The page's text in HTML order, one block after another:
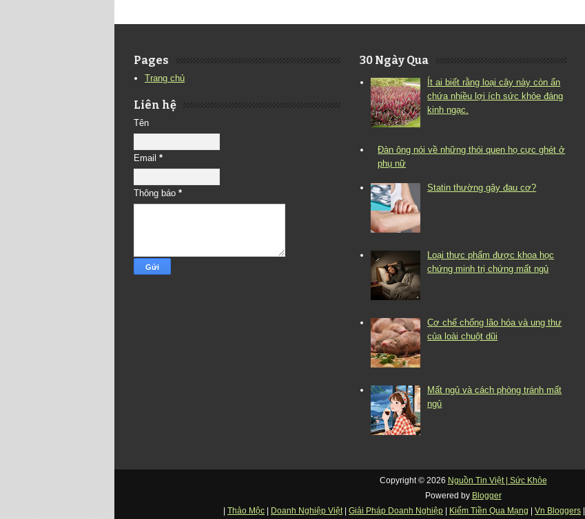
Pages
Trang chủ
Liên hệ
Tên
Email *
Thông báo *
30 Ngày Qua
Ít ai biết rằng loại cây này còn ẩn
chứa nhiều lợi ích sức khỏe đáng
kinh ngạc.
Đàn ông nói về những thói quen họ cực ghét ở
phụ nữ
Statin thường gây đau cơ?
Loại thực phẩm được khoa học
chứng minh trị chứng mất ngủ
Cơ chế chống lão hóa và ung thư
của loài chuột dũi
Mất ngủ và cách phòng tránh mất
ngủ
Copyright © 2026 Nguồn Tin Việt | Sức Khỏe
Powered by Blogger
Thảo Mộc Doanh Nghiệp Việt| Giải Pháp Doanh Nghiệp Kiếm Tiền Qua Mạng Vn Bloggers